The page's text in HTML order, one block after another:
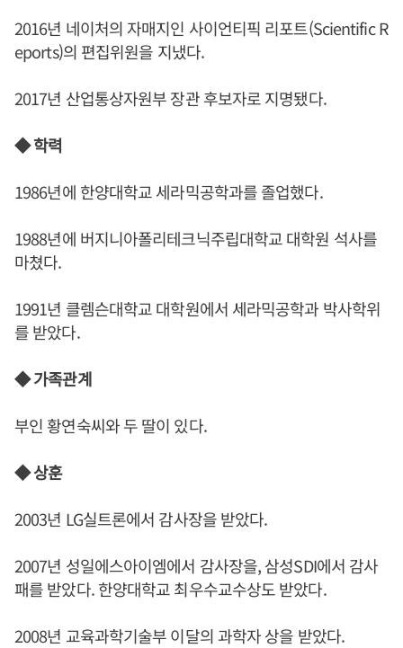
2016년 네이처의 자매지인 사이언티픽 리포트(Scientific R
eports)의 편집위원을 지냈다.
2017년 산업통상자원부 장관 후보자로 지명됐다.
◆ 학력
1986년에 한양대학교 세라믹공학과를 졸업했다.
1988년에 버지니아폴리테크닉주립대학교 대학원 석사를
마쳤다.
1991년 클렘슨대학교 대학원에서 세라믹공학과 박사학위
를 받았다.
◆ 가족관계
부인 황연숙씨와 두 딸이 있다.
◆ 상훈
2003년 LG실트론에서 감사장을 받았다.
2007년 성일에스아이엠에서 감사장을, 삼성SDI에서 감사
패를 받았다. 한양대학교 최우수교수상도 받았다.
2008년 교육과학기술부 이달의 과학자 상을 받았다.